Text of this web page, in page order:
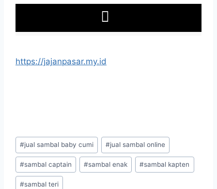
https://jajanpasar.my.id
#jual sambal baby cumi #jual sambal online
#sambal captain #sambal enak #sambal kapten
#sambal teri